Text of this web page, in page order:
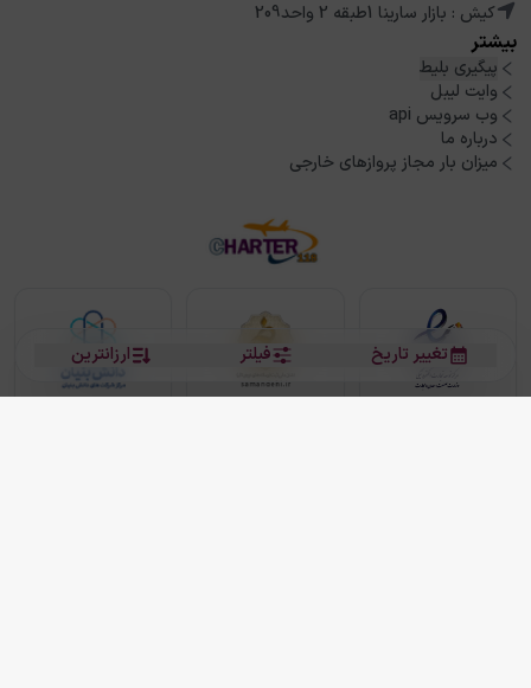
ارزانترین فیلتر تغییر تاریخ
کیش : بازار سارینا 1طبقه 2 واحد209
بیشتر
پیگیری بلیط
وایت لیبل
وب سرویس api
درباره ما
میزان بار مجاز پروازهای خارجی